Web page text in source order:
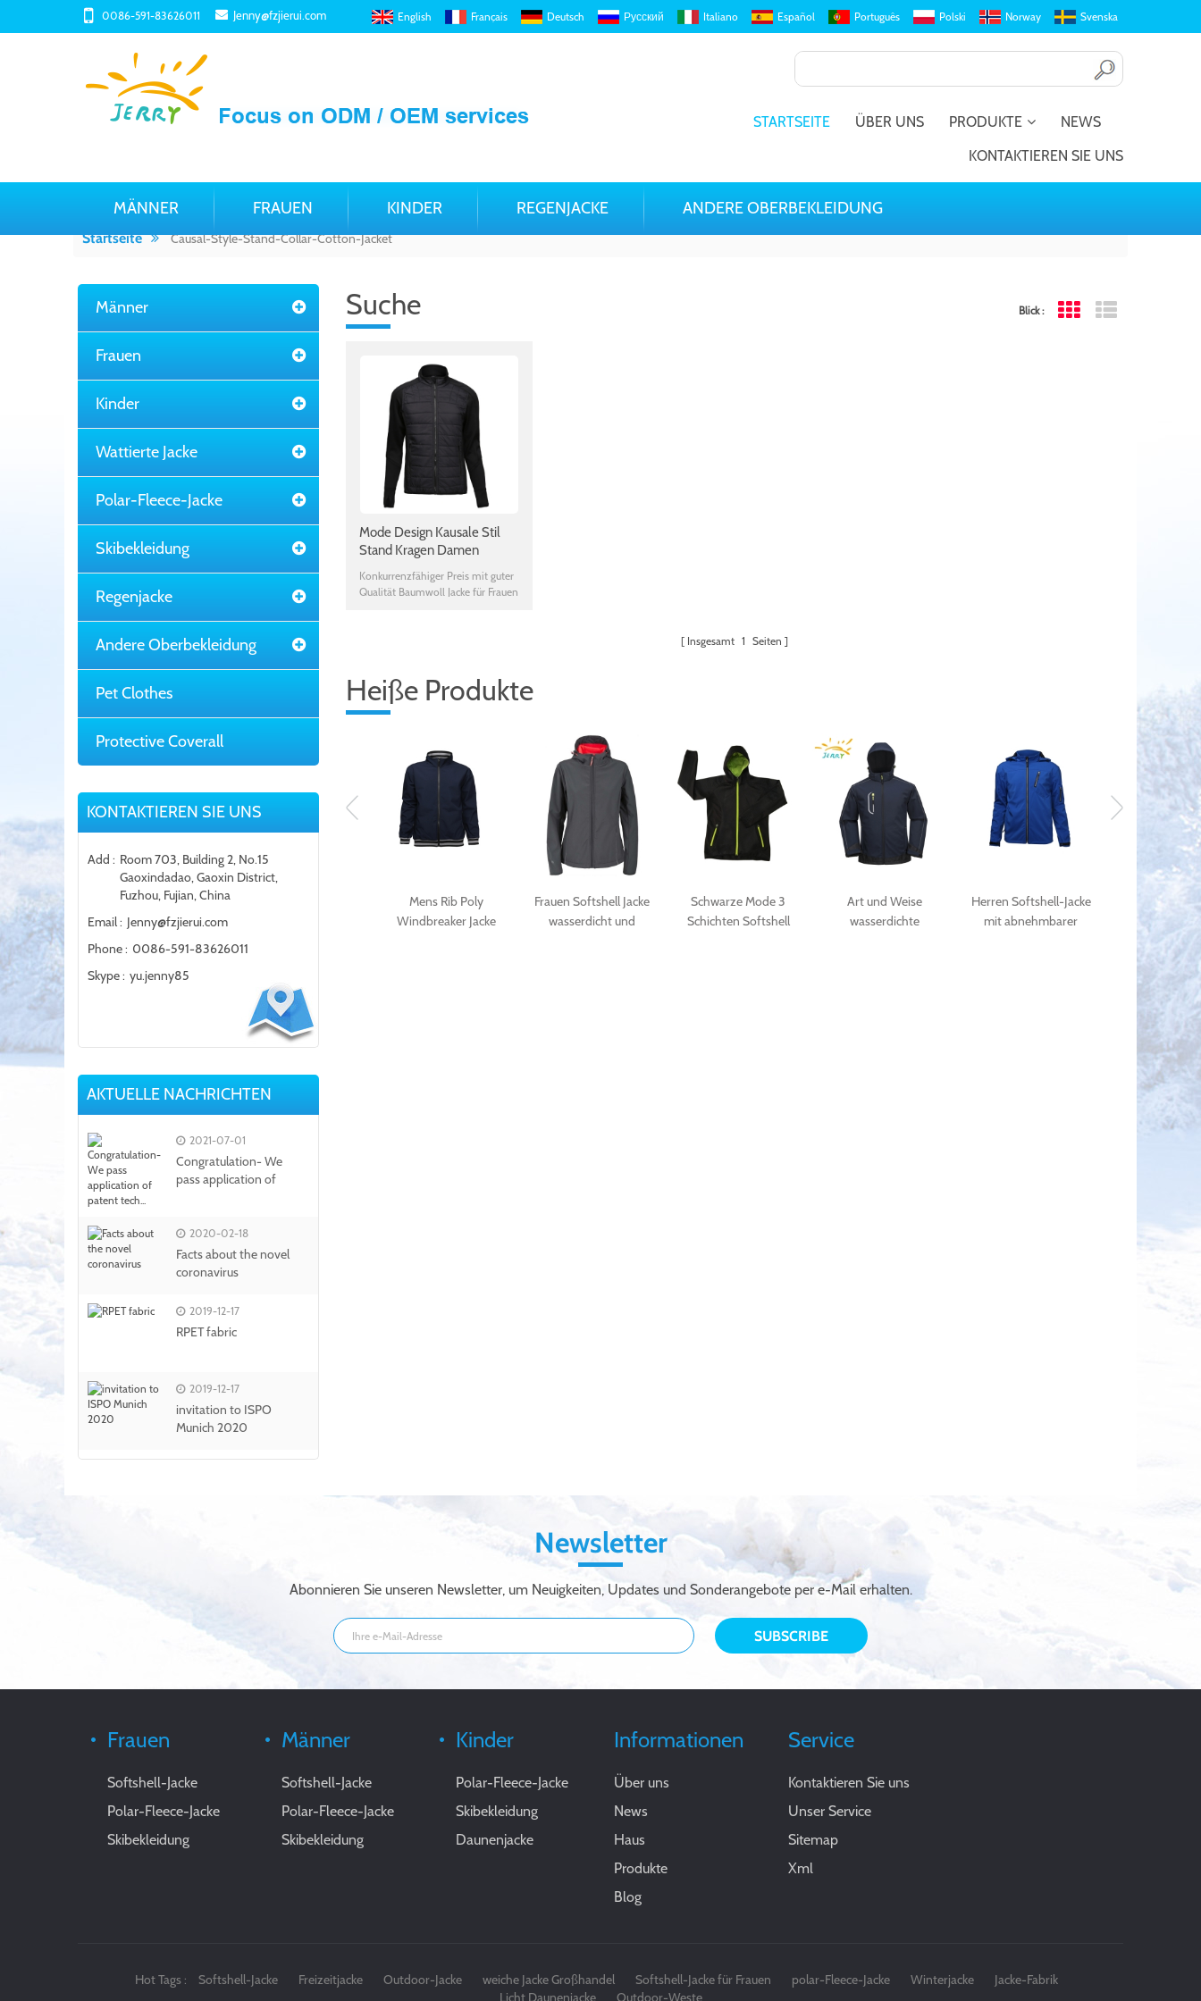
0086-591-83626011 Jenny@fzjierui.com English Français Deutsch Русский Italiano Español Português Polski Norway Svenska
STARTSEITE ÜBER UNS PRODUKTE
NEWS
KONTAKTIEREN SIE UNS
MÄNNER FRAUEN KINDER REGENJACKE ANDERE OBERBEKLEIDUNG
Startseite Causal-Style-Stand-Collar-Cotton-Jacket
Männer
Frauen
Kinder
Wattierte Jacke
Polar-Fleece-Jacke
Skibekleidung
Regenjacke
Andere Oberbekleidung
Pet Clothes
Protective Coverall
KONTAKTIEREN SIE UNS
Add : Room 703, Building 2, No.15
Gaoxindadao, Gaoxin District,
Fuzhou, Fujian, China
Email : Jenny@fzjierui.com
Phone : 0086-591-83626011
Skype : yu.jenny85
AKTUELLE NACHRICHTEN
2021-07-01
Congratulation- We
pass application of
2020-02-18
Facts about the novel
coronavirus
2019-12-17
RPET fabric
2019-12-17
invitation to ISPO
Munich 2020
Suche Blick : Grid View
Mode Design Kausale Stil
Stand Kragen Damen
Baumwolle Polsterung
Jacke
Konkurrenzfähiger Preis mit guter
Qualität Baumwoll Jacke für Frauen
Insgesamt 1 Seiten
Heiße Produkte
Mens Rib Poly
Windbreaker Jacke
Frauen Softshell Jacke
wasserdicht und
Schwarze Mode 3
Schichten Softshell
Art und Weise
wasserdichte
Herren Softshell-Jacke
mit abnehmbarer
Softshell
Jersey-
Newsletter
Abonnieren Sie unseren Newsletter, um Neuigkeiten, Updates und Sonderangebote per e-Mail erhalten.
Frauen
Softshell-Jacke
Polar-Fleece-Jacke
Skibekleidung
Männer
Softshell-Jacke
Polar-Fleece-Jacke
Skibekleidung
Kinder
Polar-Fleece-Jacke
Skibekleidung
Daunenjacke
Informationen
Über uns
News
Haus
Produkte
Blog
Service
Kontaktieren Sie uns
Unser Service
Sitemap
Xml
Hot Tags : Softshell-Jacke Freizeitjacke Outdoor-Jacke weiche Jacke Großhandel Softshell-Jacke für Frauen polar-Fleece-Jacke Winterjacke
Jacke-Fabrik
Licht Daunenjacke
Outdoor-Weste